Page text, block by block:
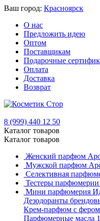
Ваш город: Красноярск
О нас
Предложить идею
Оптом
Поставщикам
Подарочные
Оплата
Доставка
Возврат
8 (999) 440 12 50
Каталог товаров
Каталог товаров
Женский парфюм
Мужской парфюм
Селективная
Тестеры парфюмерии
Мини парфюмерия
Дезодоранты
Крем-парфюм с
Парфюмерные масла